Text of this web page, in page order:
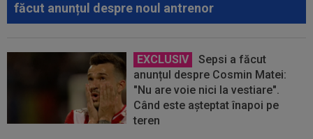
făcut anunțul despre noul antrenor
EXCLUSIV
Sepsi a făcut
anunțul despre Cosmin Matei:
"Nu are voie nici la vestiare".
Când este așteptat înapoi pe
teren